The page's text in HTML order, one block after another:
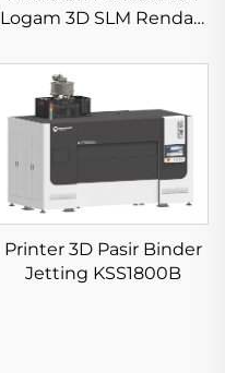
Logam 3D SLM Rendah
Printer 3D Pasir Binder
Jetting KSS1800B